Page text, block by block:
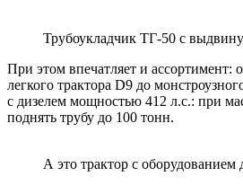
Трубоукладчик ТГ-50 с
При этом впечатляет и ассортимент:
легкого трактора D9 до
с дизелем мощностью 412 л.с.: при
поднять трубу до 100 тонн.
А это трактор с оборудованием